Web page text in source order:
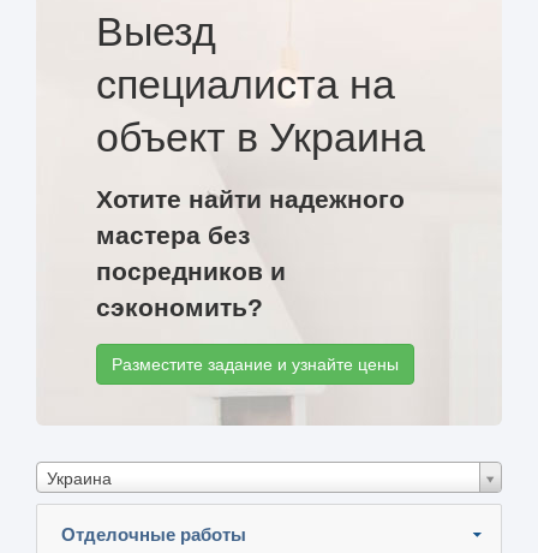
Выезд
специалиста на
объект в Украина
Хотите найти надежного
мастера без
посредников и
сэкономить?
Разместите задание и узнайте цены
Украина
Отделочные работы